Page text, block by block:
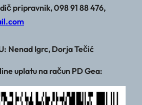
pripravnik, 098 91 88 476,
Nenad Igrc, Dorja Tečić
uplatu na račun PD Gea: